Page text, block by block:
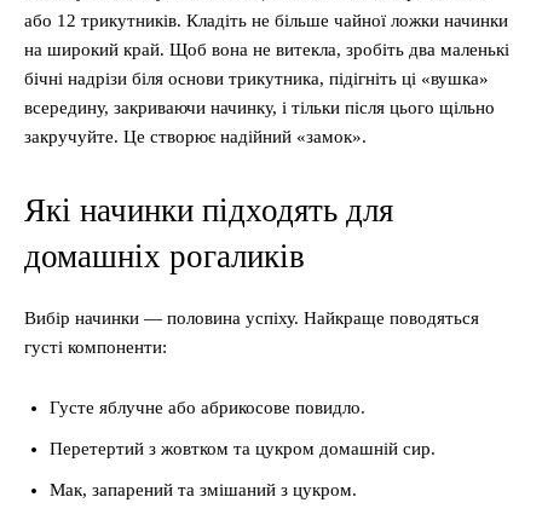
або 12 трикутників. Кладіть не більше чайної ложки начинки
на широкий край. Щоб вона не витекла, зробіть два маленькі
бічні надрізи біля основи трикутника, підігніть ці «вушка»
всередину, закриваючи начинку, і тільки після цього щільно
закручуйте. Це створює надійний «замок».
Які начинки підходять для
домашніх рогаликів
Вибір начинки — половина успіху. Найкраще поводяться
густі компоненти:
Густе яблучне або абрикосове повидло.
Перетертий з жовтком та цукром домашній сир.
Мак, запарений та змішаний з цукром.